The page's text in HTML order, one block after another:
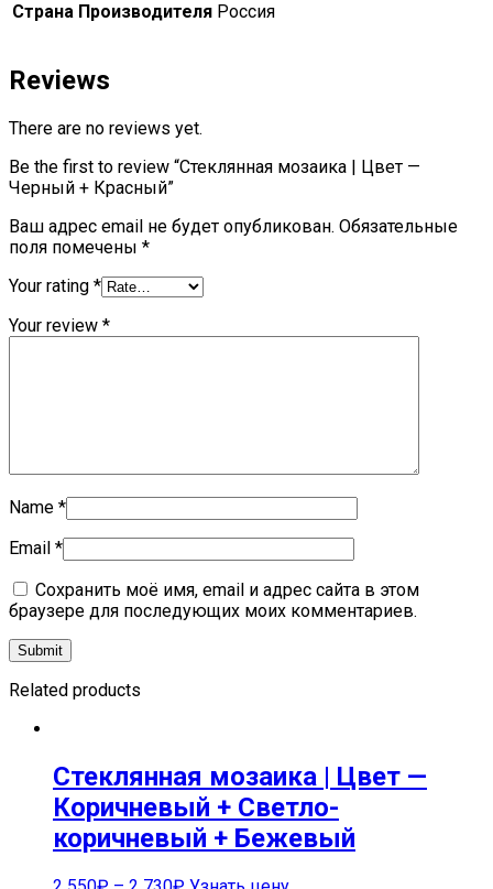
Страна Производителя Россия
Reviews
There are no reviews yet.
Be the first to review “Стеклянная мозаика | Цвет —
Черный + Красный”
Ваш адрес email не будет опубликован. Обязательные
поля помечены *
Your rating *
Your review *
Name *
Email *
Сохранить моё имя, email и адрес сайта в этом
браузере для последующих моих комментариев.
Related products
Стеклянная мозаика | Цвет —
Коричневый + Светло-
коричневый + Бежевый